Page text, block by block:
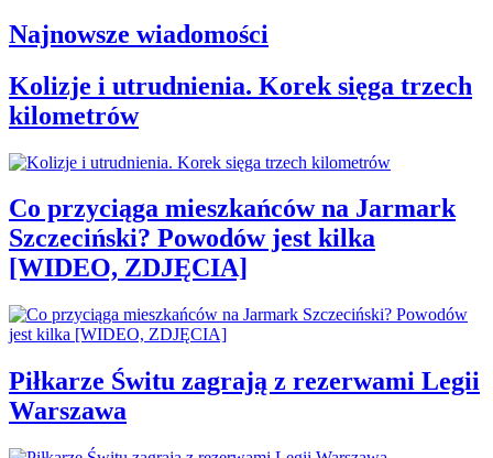
Najnowsze wiadomości
Kolizje i utrudnienia. Korek sięga trzech
kilometrów
Co przyciąga mieszkańców na Jarmark
Szczeciński? Powodów jest kilka
[WIDEO, ZDJĘCIA]
Piłkarze Świtu zagrają z rezerwami Legii
Warszawa